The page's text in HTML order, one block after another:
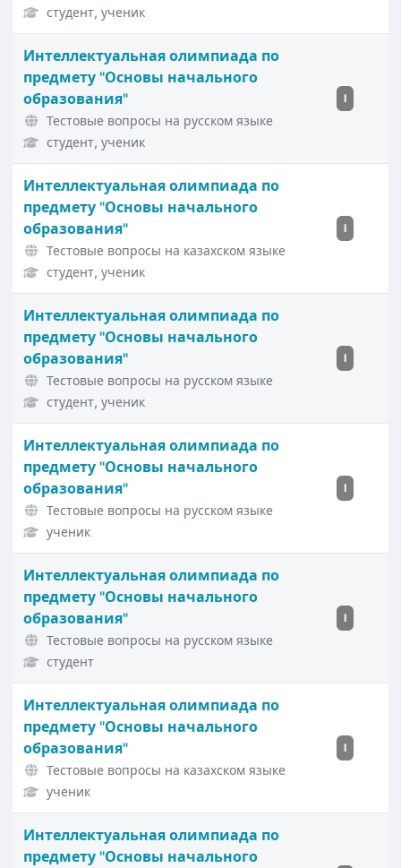
студент, ученик
Интеллектуальная олимпиада по
предмету "Основы начального
образования"
Тестовые вопросы на русском языке
студент, ученик
I
Интеллектуальная олимпиада по
предмету "Основы начального
образования"
Тестовые вопросы на казахском языке
студент, ученик
I
Интеллектуальная олимпиада по
предмету "Основы начального
образования"
Тестовые вопросы на русском языке
студент, ученик
I
Интеллектуальная олимпиада по
предмету "Основы начального
образования"
Тестовые вопросы на русском языке
ученик
I
Интеллектуальная олимпиада по
предмету "Основы начального
образования"
Тестовые вопросы на русском языке
студент
I
Интеллектуальная олимпиада по
предмету "Основы начального
образования"
Тестовые вопросы на казахском языке
ученик
I
Интеллектуальная олимпиада по
предмету "Основы начального